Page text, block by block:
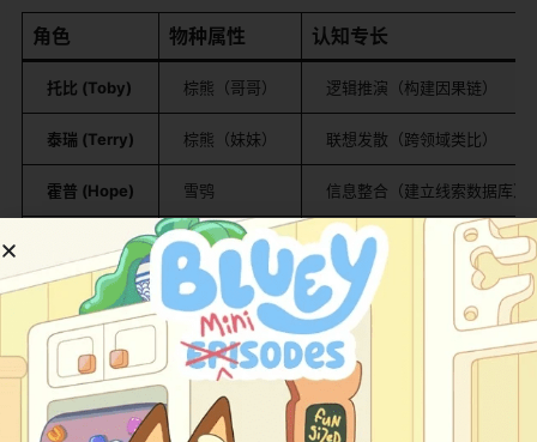
​角色​ ​物种属性​ ​认知专长​
​托比 (Toby)​ 棕熊（哥哥） 逻辑推演（构建因果链）
​泰瑞 (Terry)​ 棕熊（妹妹） 联想发散（跨领域类比）
​霍普 (Hope)​ 雪鸮 信息整合（建立线索数据库）
​罗斯 (Ross)​ 红松鼠 技术创造（废物改造工具）
​叙事结构创新​
​三幕解谜制​
​启幕​​（自然异象）→ ​ ​（五感搜证+物种访谈）→ ​
庆典​​（生态平衡恢复）；